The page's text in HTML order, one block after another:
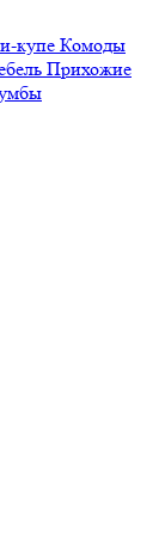
купе Комоды
Прихожие